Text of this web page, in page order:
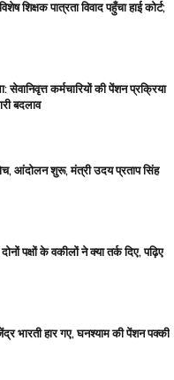
शिक्षक पात्रता विवाद पहुँचा हाई कोर्ट;
कर्मचारियों की पेंशन प्रक्रिया
बदलाव
आंदोलन शुरू, मंत्री उदय प्रताप सिंह
पक्षों के वकीलों ने क्या तर्क दिए, पढ़िए
भारती हार गए, घनश्याम की पेंशन पक्की